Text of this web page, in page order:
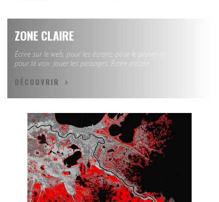
ZONE CLAIRE
Écrire sur le web, pour les écrans, pour le papier et
pour la voix. Jouer les passages. Écrire encore.
DÉCOUVRIR